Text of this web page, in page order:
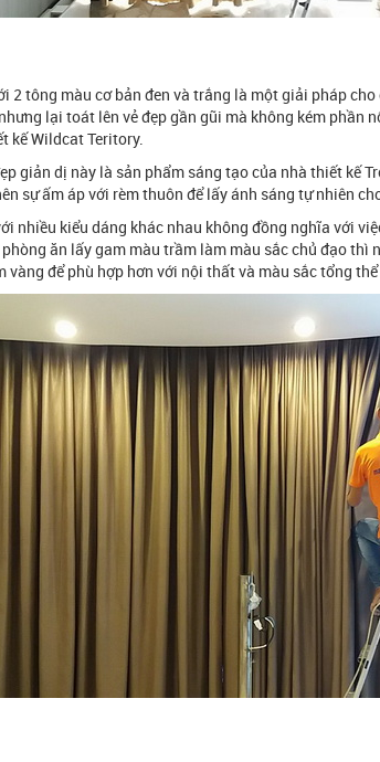
2 tông màu cơ bản đen và trắng là một giải pháp
lại toát lên vẻ đẹp gần gũi mà không kém phần
kế Wildcat Teritory.
giản dị này là sản phẩm sáng tạo của nhà thiết kế
sự ấm áp với rèm thuôn để lấy ánh sáng tự nhiên
nhiều kiểu dáng khác nhau không đồng nghĩa với
phòng ăn lấy gam màu trầm làm màu sắc chủ đạo
vàng để phù hợp hơn với nội thất và màu sắc tổng